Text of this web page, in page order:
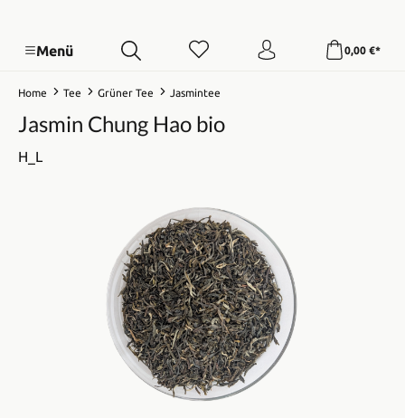
Menü 0,00 €*
Home Tee Grüner Tee Jasmintee
Jasmin Chung Hao bio
H_L
Bildergalerie überspringen